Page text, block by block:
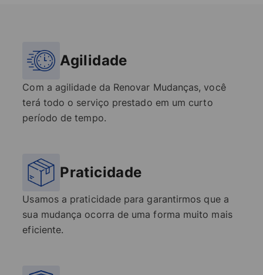
Agilidade
Com a agilidade da Renovar Mudanças, você
terá todo o serviço prestado em um curto
período de tempo.
Praticidade
Usamos a praticidade para garantirmos que a
sua mudança ocorra de uma forma muito mais
eficiente.